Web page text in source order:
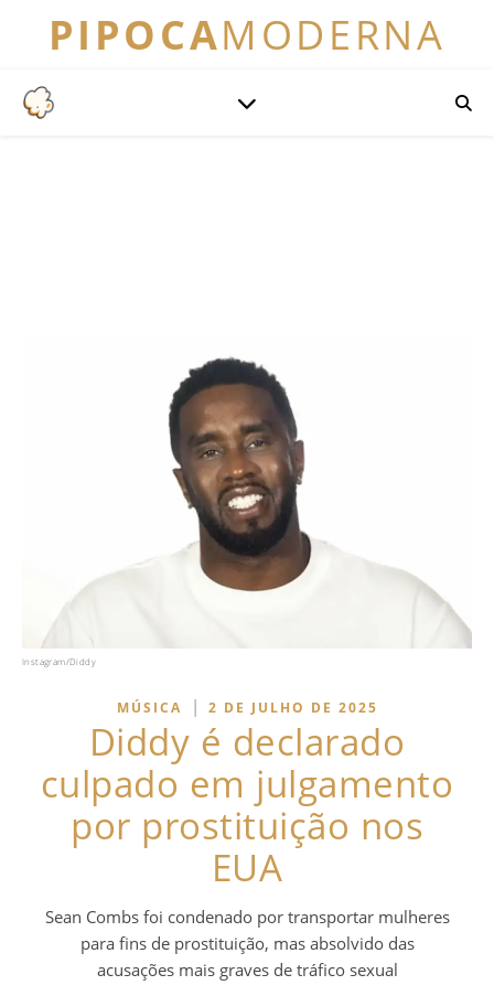
PIPOCAMODERNA
Instagram/Diddy
MÚSICA | 2 DE JULHO DE 2025
Diddy é declarado
culpado em julgamento
por prostituição nos
EUA
Sean Combs foi condenado por transportar mulheres
para fins de prostituição, mas absolvido das
acusações mais graves de tráfico sexual